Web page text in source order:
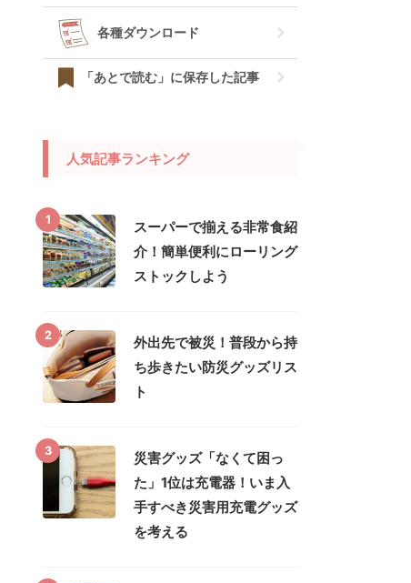
各種ダウンロード
「あとで読む」に保存した記事
人気記事ランキング
1
スーパーで揃える非常食紹
介！簡単便利にローリング
ストックしよう
2
外出先で被災！普段から持
ち歩きたい防災グッズリス
ト
3
災害グッズ「なくて困っ
た」1位は充電器！いま入
手すべき災害用充電グッズ
を考える